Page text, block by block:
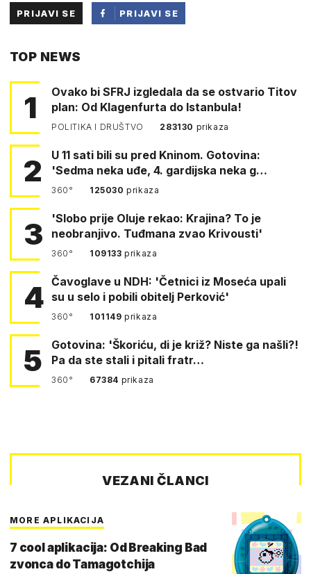
PRIJAVI SE
PRIJAVI SE
TOP NEWS
1
Ovako bi SFRJ izgledala da se ostvario Titov
plan: Od Klagenfurta do Istanbula!
POLITIKA I DRUŠTVO 283130 prikaza
2
U 11 sati bili su pred Kninom. Gotovina:
'Sedma neka uđe, 4. gardijska neka g…
360° 125030prikaza
3
'Slobo prije Oluje rekao: Krajina? To je
neobranjivo. Tuđmana zvao Krivousti'
360° 109133prikaza
4 Čavoglave u NDH: 'Četnici iz Moseća upali
su u selo i pobili obitelj Perković'
360° 101149prikaza
5
Gotovina: 'Škoriću, di je križ? Niste ga našli?!
Pa da ste stali i pitali fratr…
360° 67384 prikaza
VEZANI ČLANCI
MORE APLIKACIJA
7 cool aplikacija: Od Breaking Bad
zvonca do Tamagotchija